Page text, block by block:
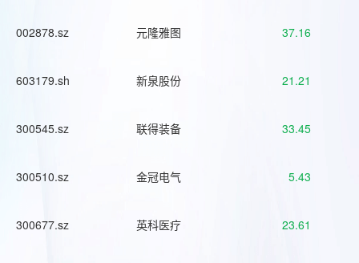
002878.sz 元隆雅图 37.16
603179.sh 新泉股份 21.21
300545.sz 联得装备 33.45
300510.sz 金冠电气 5.43
300677.sz 英科医疗 23.61